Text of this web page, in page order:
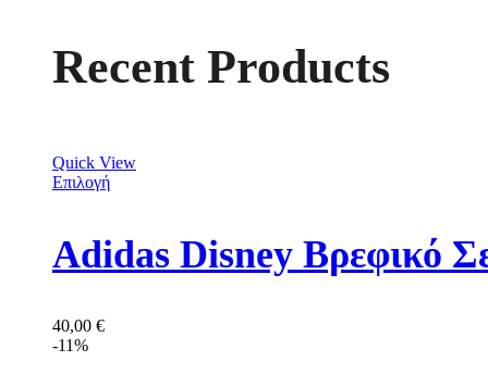
Recent Products
Quick View
Επιλογή
Adidas Disney Βρεφικό
40,00 €
-11%